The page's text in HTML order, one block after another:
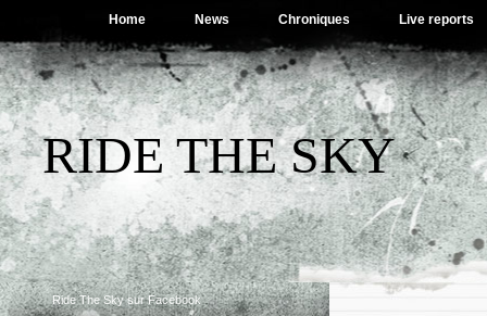
Home News Chroniques Live reports
RIDE THE SKY
Ride The Sky sur Facebook